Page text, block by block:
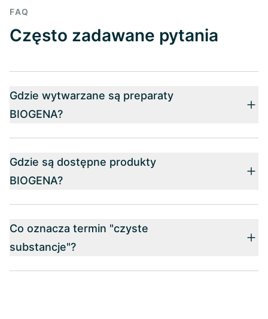
FAQ
Często zadawane pytania
Gdzie wytwarzane są preparaty
BIOGENA?
Gdzie są dostępne produkty
BIOGENA?
Co oznacza termin "czyste
substancje"?